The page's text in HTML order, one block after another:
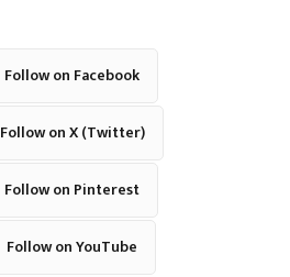
Follow on Facebook
Follow on X (Twitter)
Follow on Pinterest
Follow on YouTube